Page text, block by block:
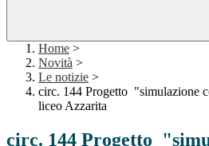
Home >
Novità >
Le notizie >
circ. 144 Progetto "simulazione
liceo Azzarita
circ. 144 Progetto